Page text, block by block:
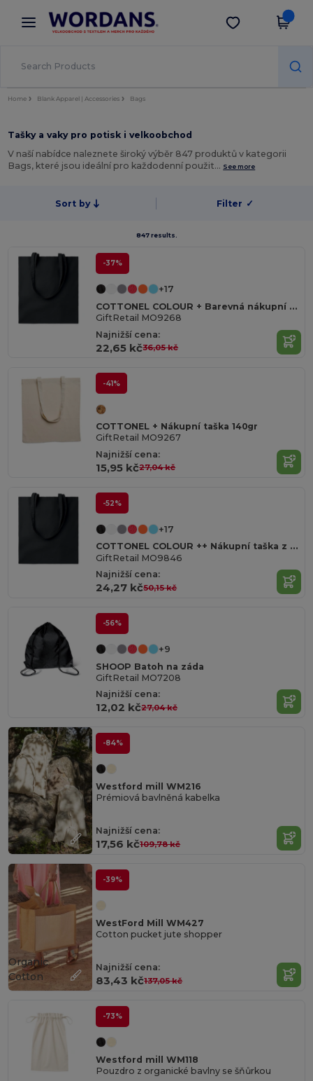
× Aplikace Wordans
Lepší ceny v aplikaci!
Stáhnout app
Home Blank Apparel | Accessories Bags
Tašky a vaky pro potisk i velkoobchod
V naší nabídce naleznete široký výběr 847 produktů v kategorii
Bags, které jsou ideální pro každodenní použit… See more
Sort by Filter ✓
847 results.
-37%
+17
COTTONEL COLOUR + Barevná nákupní taška
GiftRetail MO9268
Najnižší cena:
22,65 kč36,05 kč
-41%
COTTONEL + Nákupní taška 140gr
GiftRetail MO9267
Najnižší cena:
15,95 kč27,04 kč
-52%
+17
COTTONEL COLOUR ++ Nákupní taška z bavlny 180g
GiftRetail MO9846
Najnižší cena:
24,27 kč50,15 kč
-56%
+9
SHOOP Batoh na záda
GiftRetail MO7208
Najnižší cena:
12,02 kč27,04 kč
-84%
Westford mill WM216
Prémiová bavlněná kabelka
Najnižší cena:
17,56 kč109,78 kč
-39%
WestFord Mill WM427
Cotton pucket jute shopper
Najnižší cena:
83,43 kč137,05 kč
Organic
Cotton
-73%
Westford mill WM118
Pouzdro z organické bavlny se šňůrkou